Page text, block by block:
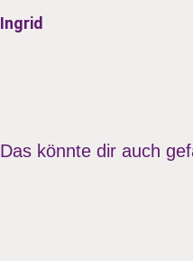
Ingrid
Das könnte dir auch